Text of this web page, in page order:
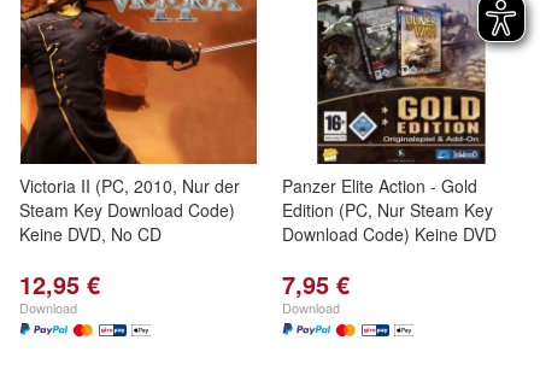
Victoria II (PC, 2010, Nur der
Steam Key Download Code)
Keine DVD, No CD
12,95 €
Download
Panzer Elite Action - Gold
Edition (PC, Nur Steam Key
Download Code) Keine DVD
7,95 €
Download